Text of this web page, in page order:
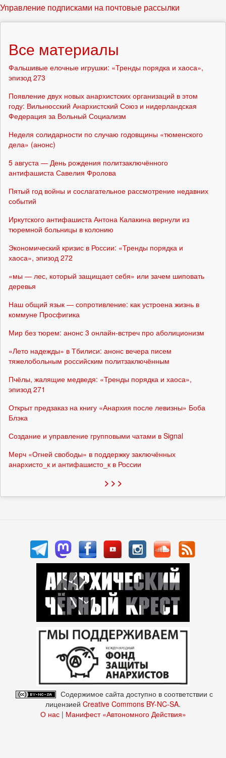
Управление подписками на почтовые рассылки
Все материалы
Фальшивые елочные игрушки: «Тренды порядка и хаоса»,
эпизод 273
Появление двух новых анархистских организаций в этом
году: Вильнюсский Анархистский Союз и нидерландская
Федерация за Вольный Социализм
Неделя солидарности по случаю годовщины «тюменского
дела» (анонс)
5 августа — День рождения политзаключённого
антифашиста Савелия Фролова
Пятый год войны и сослагательное рассмотрение недавних
событий
Иркутского антифашиста Антона Калакина вернули из
тюремной больницы в колонию
Экономический кризис в России: «Тренды порядка и
хаоса», эпизод 272
«мы — лес, который защищает себя» или зачем шиповать
деревья
Наш общий язык — сопротивление: как устроена жизнь в
коммуне Просфигика
Мир без тюрем: анонс 3 онлайн-встреч про аболиционизм
«Лето надежды» в Тбилиси: анонс вечера писем
тяжелобольным российским политзаключённым
Пчёлы, жалящие медведя: «Тренды порядка и хаоса»,
эпизод 271
Открыт предзаказ на книгу «Анархия после левизны» Боба
Блэка
Создание и управление групповыми чатами в Signal
Мерч «Огней свободы» в поддержку заключённых
анархисто_к и антифашисто_к в России
> > >
Содержимое сайта доступно в соответствии с
лицензией Creative Commons BY-NC-SA.
О нас| Манифест «Автономного Действия»